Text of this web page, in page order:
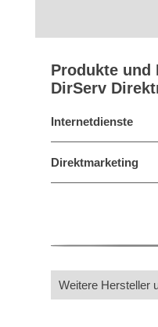
Produkte und
DirServ
Internetdienste
Direktmarketing
Weitere Hersteller